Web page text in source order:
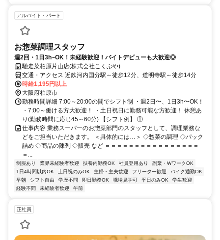
アルバイト・パート
お惣菜調理スタッフ
週2回・1日3h~OK！未経験歓迎！バイトデビューも大歓迎◎
馳走菜柏原片山店(株式会社こくぶや)
交通・アクセス 近鉄河内国分駅～徒歩12分、道明寺駅～徒歩14分
時給1,195円以上
大阪府柏原市
勤務時間詳細 7:00～20:00の間でシフト制 ・週2日〜、1日3h〜OK！
・7:00～働ける方大歓迎！ ・土日祝日に勤務可能な方歓迎！ 休憩あ
り(勤務時間に応じ45～60分) 【シフト例】 ①...
仕事内容 業務スーパーのお惣菜部門のスタッフとして、調理業務な
どをご担当いただきます。 ＜具体的には…＞ ◇惣菜の調理 ◇パック
詰め ◇商品の陳列 ◇販売 など ＝＝＝＝＝＝＝＝＝＝＝＝＝＝＝＝
＝...
制服あり 業界未経験者歓迎 扶養内勤務OK 社員登用あり
副業・WワークOK
1日4時間以内OK
土日祝のみOK 主婦・主夫歓迎 フリーター歓迎
バイク通勤OK
早朝
シフト自由 学歴不問 即日勤務OK 職場見学可 平日のみOK
学生歓迎
経験不問
未経験者歓迎 午前
正社員